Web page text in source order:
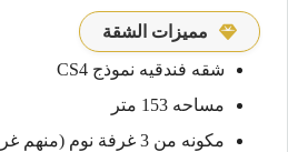
مميزات الشقة
شقه فندقيه نموذج CS4
مساحه 153 متر
مكونه من 3 غرفة نوم (منهم غرفه ماستر) + 3 حمام